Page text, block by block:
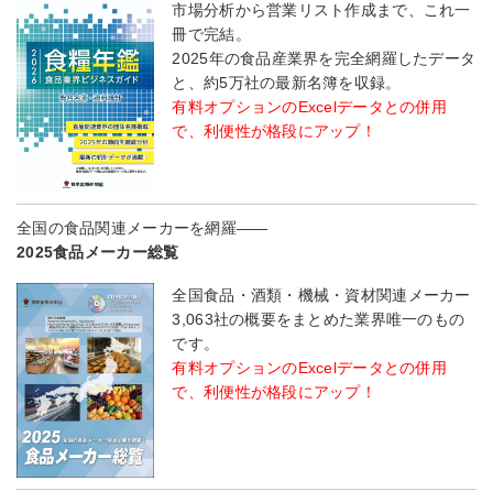
市場分析から営業リスト作成まで、これ一
冊で完結。
2025年の食品産業界を完全網羅したデータ
と、約5万社の最新名簿を収録。
有料オプションのExcelデータとの併用
で、利便性が格段にアップ！
全国の食品関連メーカーを網羅――
2025食品メーカー総覧
全国食品・酒類・機械・資材関連メーカー
3,063社の概要をまとめた業界唯一のもの
です。
有料オプションのExcelデータとの併用
で、利便性が格段にアップ！